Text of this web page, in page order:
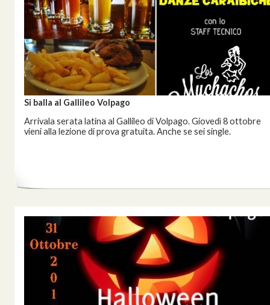
Si balla al Gallileo Volpago
Arrivala serata latina al Gallileo di Volpago. Giovedì 8 ottobre
vieni alla lezione di prova gratuita. Anche se sei single.